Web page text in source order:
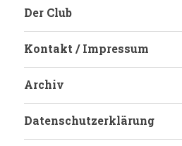
Der Club
Kontakt / Impressum
Archiv
Datenschutzerklärung